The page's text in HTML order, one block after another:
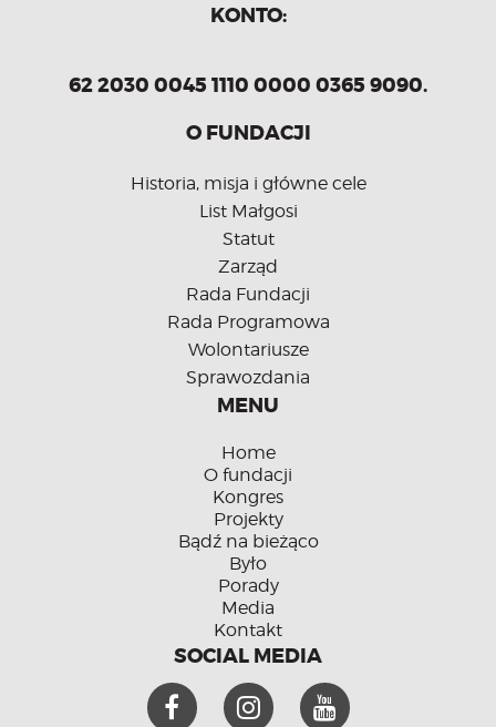
KONTO:
62 2030 0045 1110 0000 0365 9090.
O FUNDACJI
Historia, misja i główne cele
List Małgosi
Statut
Zarząd
Rada Fundacji
Rada Programowa
Wolontariusze
Sprawozdania
MENU
Home
O fundacji
Kongres
Projekty
Bądź na bieżąco
Było
Porady
Media
Kontakt
SOCIAL MEDIA